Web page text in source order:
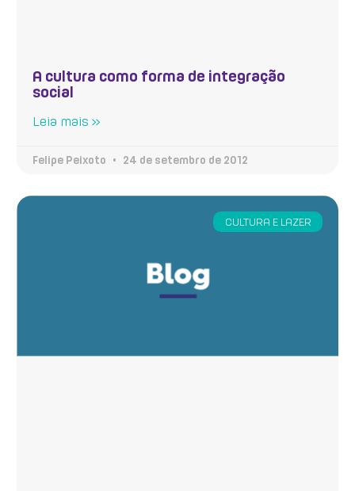
A cultura como forma de integração
social
Leia mais »
Felipe Peixoto 24 de setembro de 2012
CULTURA E LAZER